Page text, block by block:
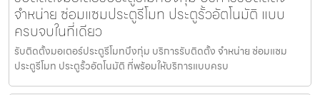
จำหน่าย ซ่อมแซมประตูรีโมท ประตูรั้วอัตโนมัติ แบบ
ครบจบในที่เดียว
รับติดตั้งมอเตอร์ประตูรีโมทบึงกุ่ม บริการรับติดตั้ง จำหน่าย ซ่อมแซม
ประตูรีโมท ประตูรั้วอัตโนมัติ ที่พร้อมให้บริการแบบครบ